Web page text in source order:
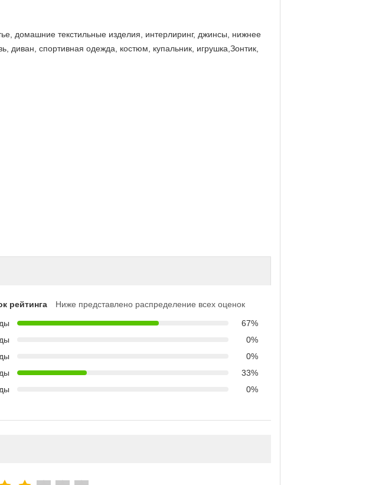
домашние текстильные изделия, интерлиринг, джинсы, нижнее
диван, спортивная одежда, костюм, купальник, игрушка,Зонтик,
рейтинга
Ниже представлено распределение всех оценок
67%
0%
0%
33%
0%